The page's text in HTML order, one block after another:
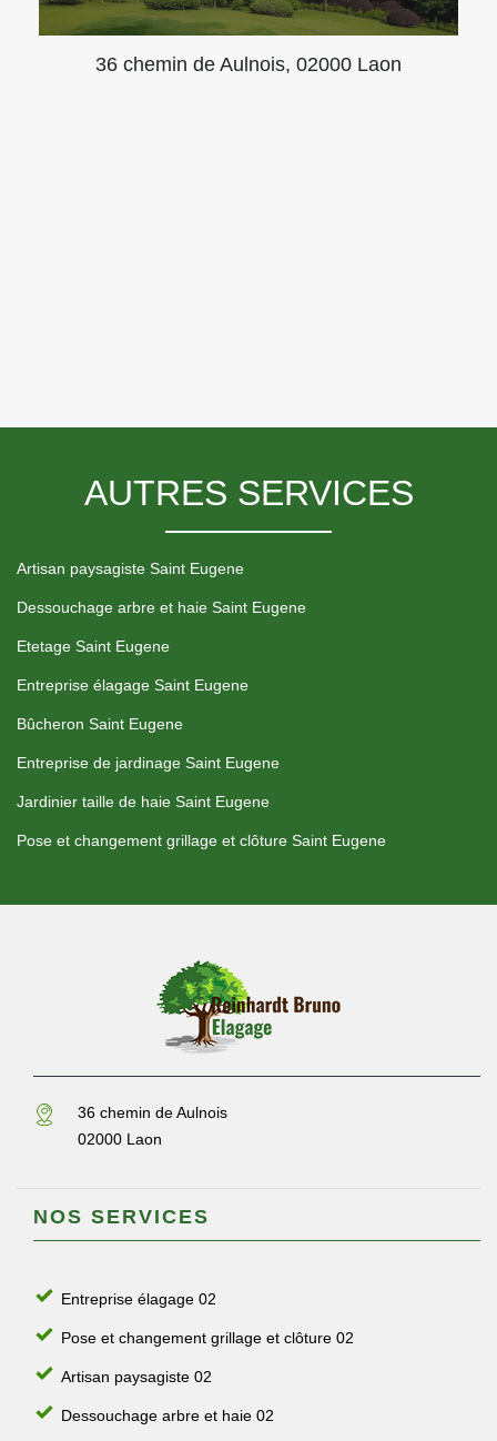
36 chemin de Aulnois, 02000 Laon
AUTRES SERVICES
Artisan paysagiste Saint Eugene
Dessouchage arbre et haie Saint Eugene
Etetage Saint Eugene
Entreprise élagage Saint Eugene
Bûcheron Saint Eugene
Entreprise de jardinage Saint Eugene
Jardinier taille de haie Saint Eugene
Pose et changement grillage et clôture Saint Eugene
36 chemin de Aulnois
02000 Laon
NOS SERVICES
Entreprise élagage 02
Pose et changement grillage et clôture 02
Artisan paysagiste 02
Dessouchage arbre et haie 02